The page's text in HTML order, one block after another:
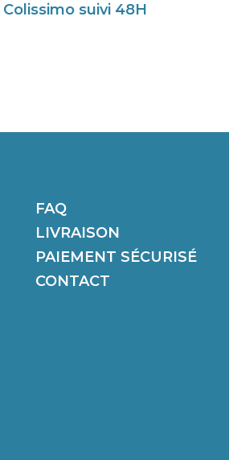
Colissimo suivi 48H
FAQ
LIVRAISON
PAIEMENT SÉCURISÉ
CONTACT